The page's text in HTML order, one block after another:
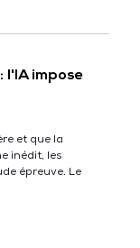
impose
et que la
inédit, les
épreuve. Le